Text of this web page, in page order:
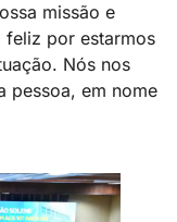
missão e
feliz por estarmos
Nós nos
pessoa, em nome